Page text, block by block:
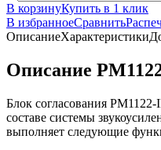
В корзинуКупить в 1 клик
В избранноеСравнить
ОписаниеХарактеристики
Описание
Блок согласования
составе системы
выполняет следующие